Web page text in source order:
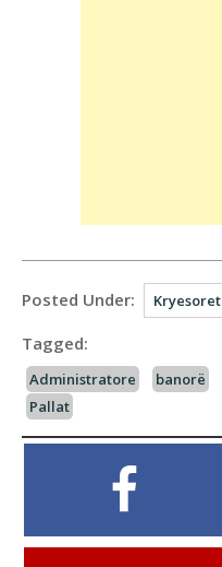
Posted Under: Kryesoret
Tagged:
Administratore banorë
Pallat